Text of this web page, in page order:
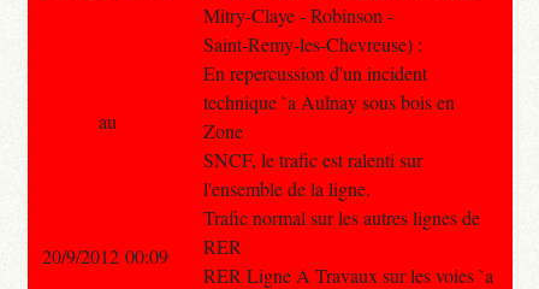
Mitry-Claye - Robinson -
Saint-Remy-les-Chevreuse) :
En repercussion d'un incident
technique `a Aulnay sous bois en
Zone
SNCF, le trafic est ralenti sur
l'ensemble de la ligne.
Trafic normal sur les autres lignes de
RER
RER Ligne A Travaux sur les voies `a
au
20/9/2012 00:09